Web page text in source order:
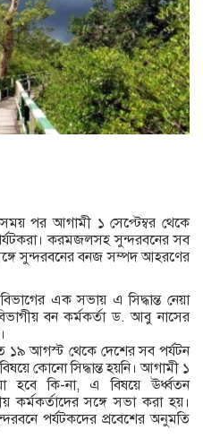
পর আগামী ১ সেপ্টেম্বর থেকে
করমজলসহ সুন্দরবনের সব
সুন্দরবনের বনজ সম্পদ আহরণের
এক সভায় এ সিদ্ধান্ত নেয়া
বন কর্মকর্তা ড. আবু নাসের
১৯ আগস্ট থেকে দেশের সব পর্যটন
কোনো সিদ্ধান্ত হয়নি। আগামী ১
হবে কি-না, এ বিষয়ে ঊর্ধ্বতন
কর্মকর্তাদের সঙ্গে সভা করা হয়।
পর্যটকদের প্রবেশের অনুমতি